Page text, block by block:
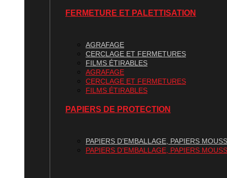
FERMETURE ET PALETTISATION
AGRAFAGE
CERCLAGE ET FERMETURES
FILMS ÉTIRABLES
AGRAFAGE
CERCLAGE ET FERMETURES
FILMS ÉTIRABLES
PAPIERS DE PROTECTION
PAPIERS D’EMBALLAGE, PAPIERS
PAPIERS D’EMBALLAGE, PAPIERS